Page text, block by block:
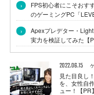
›
FPS初心者にこそおす
のゲーミングPC「
›
Apexプレデター・
実力を検証してみた【
2022.06.15
見た目良し
を、女性自
ュー！【PR】